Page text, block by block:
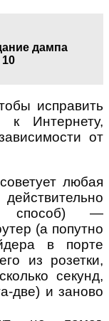
дампа
исправить
к Интернету,
от
любая
способ) —
(а попутно
в порте
из розетки,
секунд,
две) и заново